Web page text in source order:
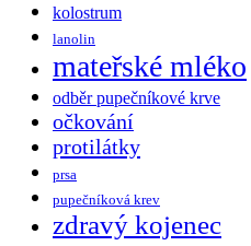
kolostrum
lanolin
mateřské mléko
odběr pupečníkové krve
očkování
protilátky
prsa
pupečníková krev
zdravý kojenec